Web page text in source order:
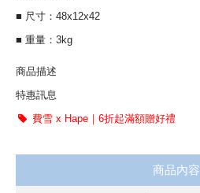
■ 尺寸：48x12x42
■ 重量：3kg
商品描述
德國Hape官方直營
探索學習，感官發育
特惠訊息
費雪 x Hape｜6折起滿額贈好禮
商品內容